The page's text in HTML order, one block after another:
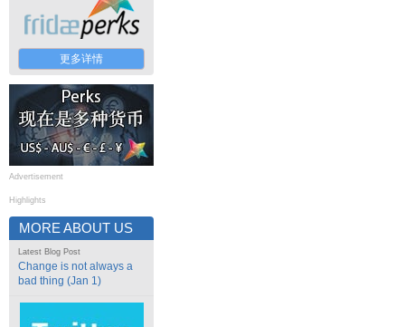
更多详情
Advertisement
Highlights
MORE ABOUT US
Latest Blog Post
Change is not always a
bad thing (Jan 1)